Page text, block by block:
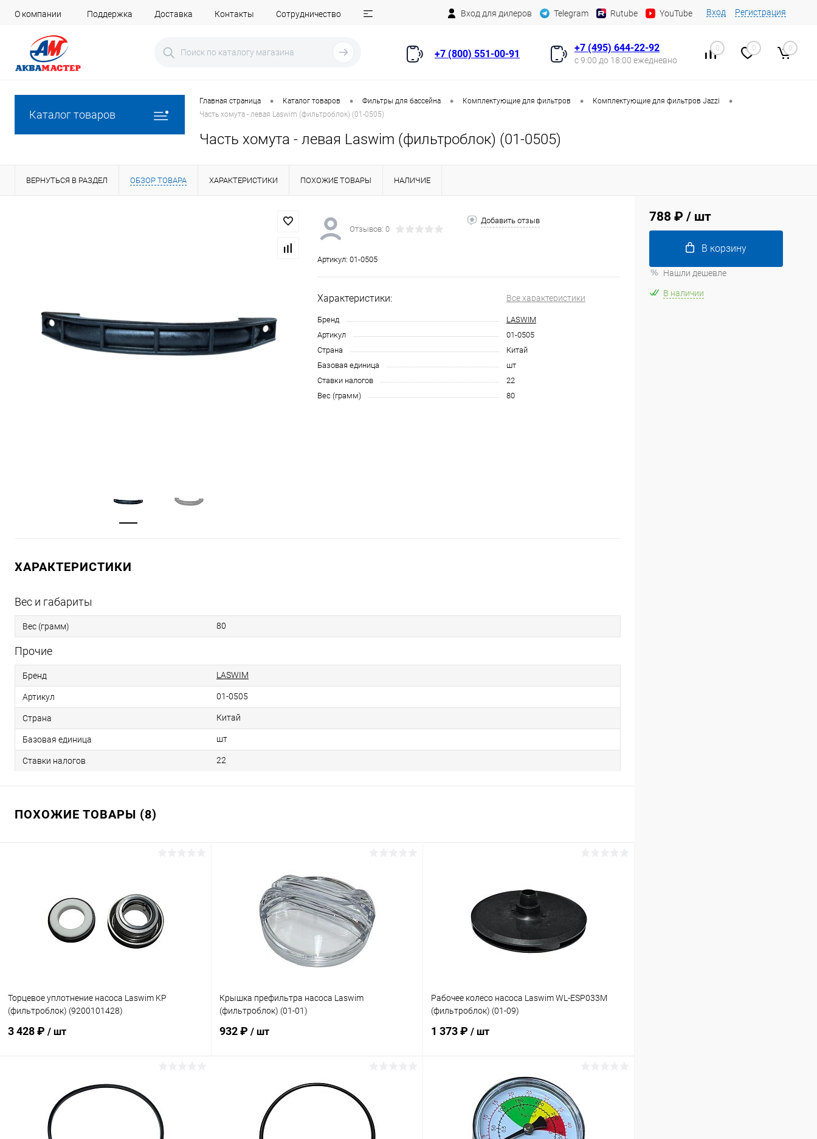
О компании Поддержка Доставка Контакты Сотрудничество Вход для дилеров Telegram Rutube YouTube Вход Регистрация
+7 (800) 551-00-91
+7 (495) 644-22-92
с 9:00 до 18:00 ежедневно
0 0 0
Каталог товаров
Главная страница • Каталог товаров • Фильтры для бассейна • Комплектующие для фильтров • Комплектующие для фильтров Jazzi •
Часть хомута - левая Laswim (фильтроблок) (01-0505)
Часть хомута - левая Laswim (фильтроблок) (01-0505)
ВЕРНУТЬСЯ В РАЗДЕЛ ОБЗОР ТОВАРА ХАРАКТЕРИСТИКИ ПОХОЖИЕ ТОВАРЫ НАЛИЧИЕ
Отзывов: 0
Добавить отзыв
Артикул: 01-0505
Характеристики: Все характеристики
Бренд
LASWIM
Артикул
01-0505
Страна
Китай
Базовая единица
шт
Ставки налогов
22
Вес (грамм)
80
ХАРАКТЕРИСТИКИ
Вес и габариты
Вес (грамм) 80
Прочие
Бренд LASWIM
Артикул 01-0505
Страна Китай
Базовая единица шт
Ставки налогов 22
ПОХОЖИЕ ТОВАРЫ (8)
Торцевое уплотнение насоса Laswim KP
(фильтроблок) (9200101428)
3 428 ₽ / шт
В корзину
В избранное
К сравнению В наличии
Крышка префильтра насоса Laswim
(фильтроблок) (01-01)
932 ₽ / шт
В корзину
В избранное
К сравнению В наличии
Рабочее колесо насоса Laswim WL-ESP033M
(фильтроблок) (01-09)
1 373 ₽ / шт
В корзину
В избранное
К сравнению В наличии
788 ₽ / шт
В корзину
Нашли дешевле
В наличии